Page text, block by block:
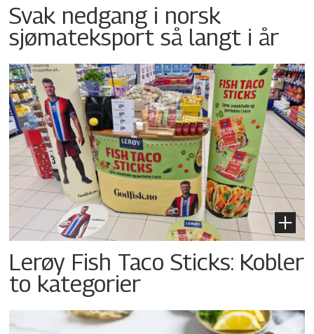
Svak nedgang i norsk
sjømateksport så langt i år
Lerøy Fish Taco Sticks: Kobler
to kategorier